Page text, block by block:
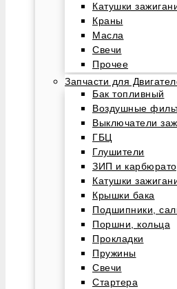
Катушки
Краны
Масла
Свечи
Прочее
Запчасти для
Бак топливный
Воздушные
Выключатели
ГБЦ
Глушители
ЗИП и
Катушки
Крышки бака
Подшипники,
Поршни, кольца
Прокладки
Пружины
Свечи
Стартера